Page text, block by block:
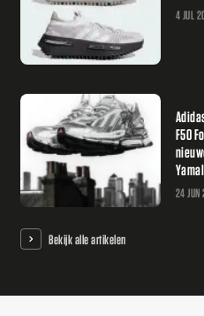
4 JUL
F50
24
Bekijk alle artikelen